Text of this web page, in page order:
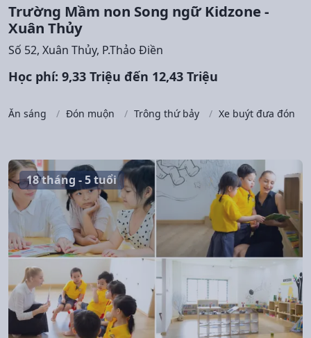
Trường Mầm non Song ngữ Kidzone -
Xuân Thủy
Số 52, Xuân Thủy, P.Thảo Điền
Học phí: 9,33 Triệu đến 12,43 Triệu
Ăn sáng Đón muộn Trông thứ bảy Xe buýt đưa đón
18 tháng - 5 tuổi